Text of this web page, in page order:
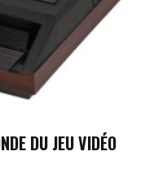
DU JEU VIDÉO